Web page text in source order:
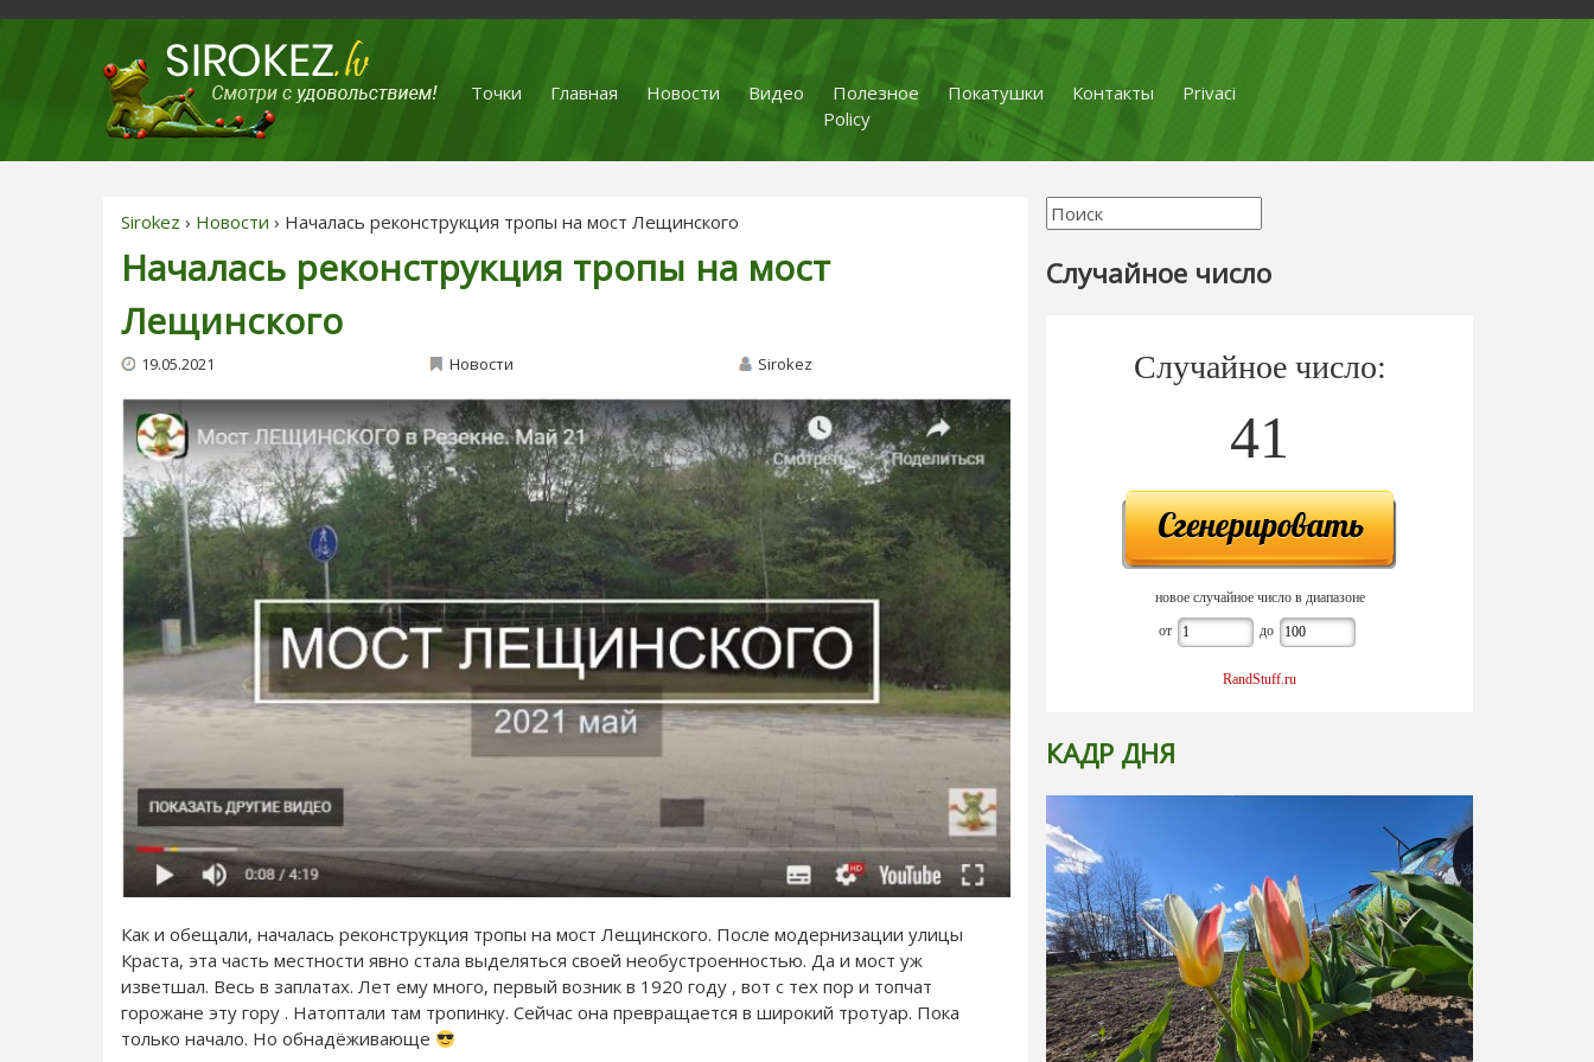
Точки Главная Новости Видео Полезное Покатушки Контакты
Privaci
Policy
Sirokez › Новости › Началась реконструкция тропы на мост Лещинского
Началась реконструкция тропы на мост
Лещинского
19.05.2021 Новости Sirokez
Как и обещали, началась реконструкция тропы на мост Лещинского. После модернизации улицы
Краста, эта часть местности явно стала выделяться своей необустроенностью. Да и мост уж
изветшал. Весь в заплатах. Лет ему много, первый возник в 1920 году , вот с тех пор и топчат
горожане эту гору . Натоптали там тропинку. Сейчас она превращается в широкий тротуар. Пока
только начало. Но обнадёживающе
Случайное число
Случайное число:
41
новое случайное число в диапазоне
от до
RandStuff.ru
КАДР ДНЯ